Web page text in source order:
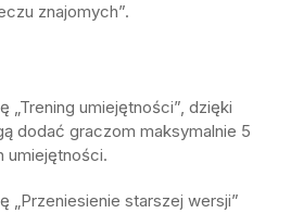
znajomych”.
„Trening umiejętności”, dzięki
dodać graczom maksymalnie 5
umiejętności.
„Przeniesienie starszej wersji”